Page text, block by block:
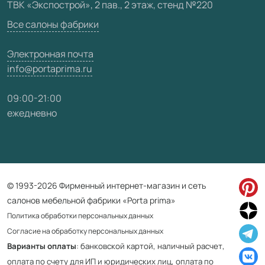
Карта сайта
ТВК «Экспострой», 2 пав., 2 этаж, стенд №220
Все салоны фабрики
Электронная почта
info@portaprima.ru
09:00-21:00
ежедневно
© 1993-2026 Фирменный интернет-магазин и сеть
салонов мебельной фабрики «Porta prima»
Политика обработки персональных данных
Согласие на обработку персональных данных
Варианты оплаты: банковской картой, наличный расчет,
оплата по счету для ИП и юридических лиц, оплата по